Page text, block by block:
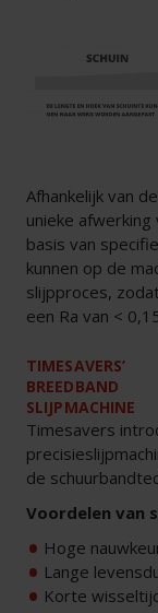
Afhankelijk van
unieke
basis van
kunnen op de
slijpproces,
een Ra van <
TIMESAVERS’
BREEDBAND
SLIJPMACHINE
Timesavers
de
Voordelen van
Hoge
Lange
Korte